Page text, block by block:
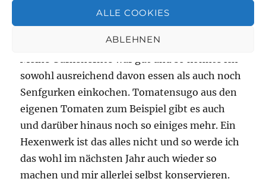
ALLE COOKIES
ABLEHNEN
Mein Vorratsschrank ist inzwischen gut gefüllt.
Meine Gurkenernte war gut und so konnte ich
sowohl ausreichend davon essen als auch noch
Senfgurken einkochen. Tomatensugo aus den
eigenen Tomaten zum Beispiel gibt es auch
und darüber hinaus noch so einiges mehr. Ein
Hexenwerk ist das alles nicht und so werde ich
das wohl im nächsten Jahr auch wieder so
machen und mir allerlei selbst konservieren.